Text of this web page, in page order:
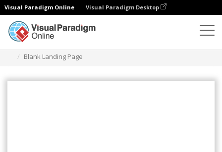
Visual Paradigm Online Visual Paradigm Desktop
Blank Landing Page